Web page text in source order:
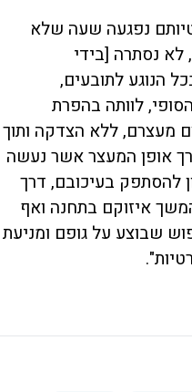
נפגעה שעה שלא
לא נסתרה [בידי
הנוגע לתובעים,
לוותה בהפרת
מעצרם, ללא הצדקה ותוך
אופן המעצר אשר נעשה
להסתפק בעיכובם, דרך
איזוקם בתחנה ואף
שבוצע על גופם ומניעת